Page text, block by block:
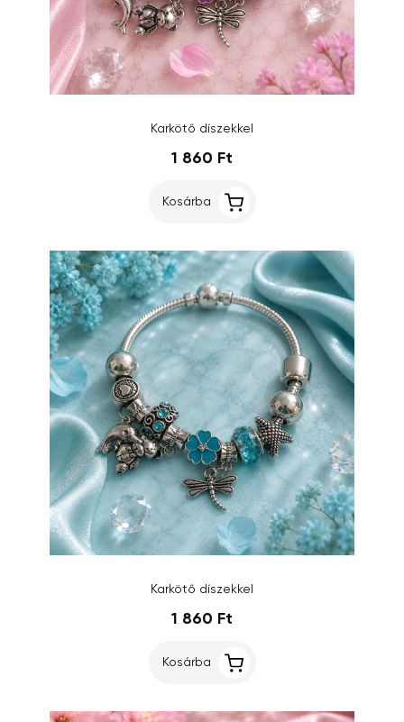
Karkötő díszekkel
1 860 Ft
Kosárba
Karkötő díszekkel
1 860 Ft
Kosárba